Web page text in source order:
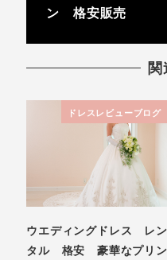
ン 格安販売
関
ドレスレビューブログ
ウエディングドレス レン
タル 格安 豪華なプリン